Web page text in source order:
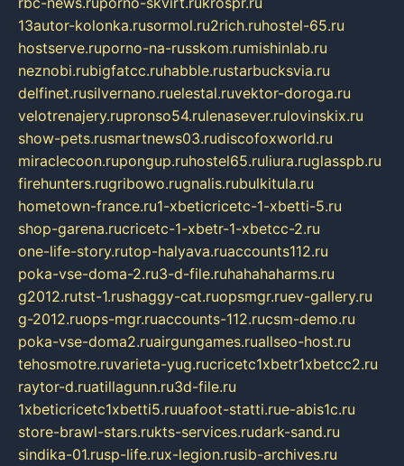
13autor-kolonka.rusormol.ru2rich.ruhostel-65.ru
hostserve.ruporno-na-russkom.rumishinlab.ru
neznobi.rubigfatcc.ruhabble.rustarbucksvia.ru
delfinet.rusilvernano.ruelestal.ruvektor-doroga.ru
velotrenajery.rupronso54.rulenasever.rulovinskix.ru
show-pets.rusmartnews03.rudiscofoxworld.ru
miraclecoon.rupongup.ruhostel65.ruliura.ruglasspb.ru
firehunters.rugribowo.rugnalis.rubulkitula.ru
hometown-france.ru1-xbeticricetc-1-xbetti-5.ru
shop-garena.rucricetc-1-xbetr-1-xbetcc-2.ru
one-life-story.rutop-halyava.ruaccounts112.ru
poka-vse-doma-2.ru3-d-file.ruhahahaharms.ru
g2012.rutst-1.rushaggy-cat.ruopsmgr.ruev-gallery.ru
g-2012.ruops-mgr.ruaccounts-112.rucsm-demo.ru
poka-vse-doma2.ruairgungames.ruallseo-host.ru
tehosmotre.ruvarieta-yug.rucricetc1xbetr1xbetcc2.ru
raytor-d.ruatillagunn.ru3d-file.ru
1xbeticricetc1xbetti5.ruuafoot-statti.rue-abis1c.ru
store-brawl-stars.rukts-services.rudark-sand.ru
sindika-01.rusp-life.rux-legion.rusib-archives.ru